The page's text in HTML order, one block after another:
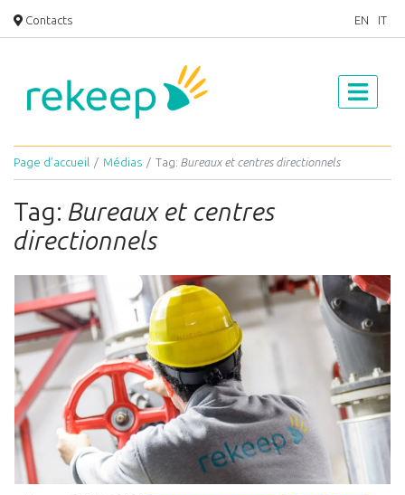
Contacts EN IT
Page d’accueil Médias Tag: Bureaux et centres directionnels
Tag: Bureaux et centres
directionnels